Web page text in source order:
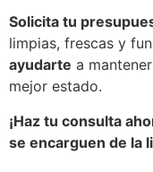
Solicita tu
limpias, frescas y
ayudarte a
mejor estado.
¡Haz tu consulta
se encarguen de la